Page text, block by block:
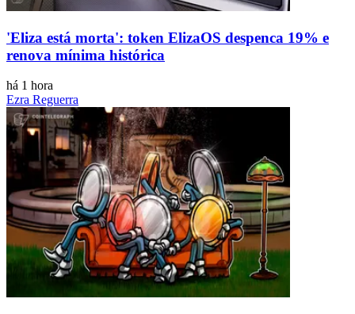
'Eliza está morta': token ElizaOS despenca 19% e
renova mínima histórica
há 1 hora
Ezra Reguerra